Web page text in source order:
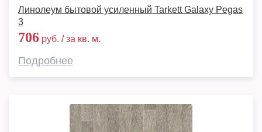
Линолеум бытовой усиленный Tarkett Galaxy Pegas
3
706 руб. / за кв. м.
Подробнее